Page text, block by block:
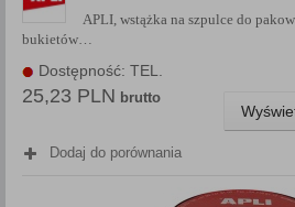
APLI, wstążka na szpulce do
bukietów…
Dostępność: TEL.
25,23 PLN brutto
Dodaj do porównania